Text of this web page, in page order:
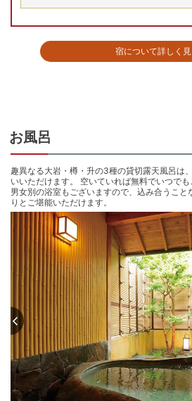
宿について詳しく
和室(禁煙)
【周辺観光情報】
・土肥金山：車で約3分
・恋人岬：車で約7分
【宿のご紹介】
2018年9月貸切露天「樽・枡」を新装＆和室10
伊勢エビ盛込5～6種の地魚舟盛とテーブルを
をリーズナブルに。
予約不要、無料で利用できる3種の貸切露天を
宿の周辺はのどかな田舎町となっており、近隣
す。
※全客室内Wi-Fi設置有
チェックイン15:00〜17:00
チェックアウト 〜10:00
お風呂
趣異なる大岩・樽・升の3種の貸切露天風呂は
いいただけます。 空いていれば無料でいつで
男女別の浴室もございますので、込み合うこと
りとご堪能いただけます。